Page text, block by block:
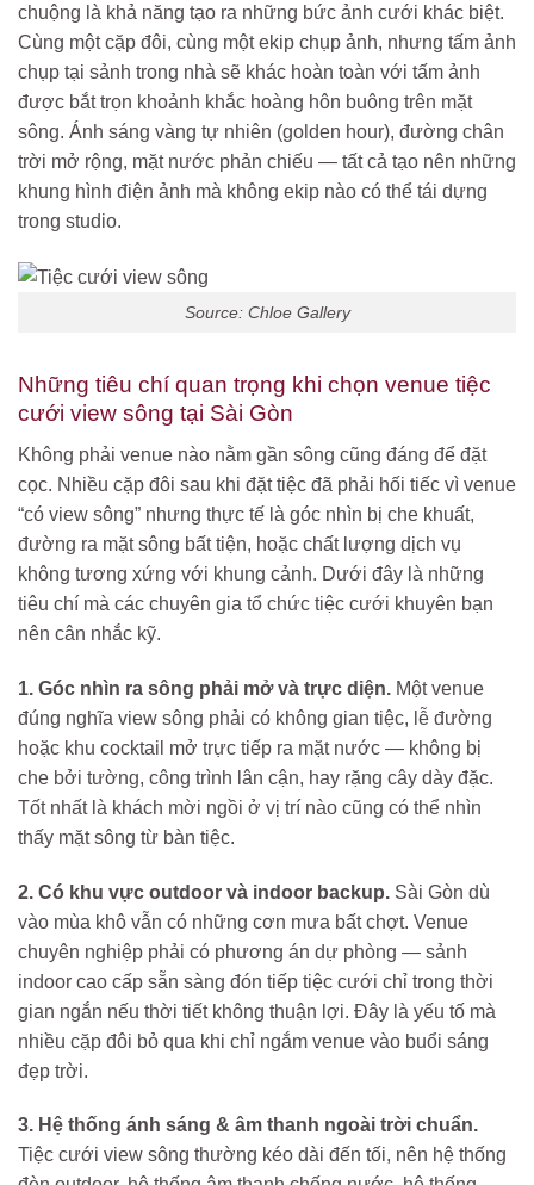
chuộng là khả năng tạo ra những bức ảnh cưới khác biệt.
Cùng một cặp đôi, cùng một ekip chụp ảnh, nhưng tấm ảnh
chụp tại sảnh trong nhà sẽ khác hoàn toàn với tấm ảnh
được bắt trọn khoảnh khắc hoàng hôn buông trên mặt
sông. Ánh sáng vàng tự nhiên (golden hour), đường chân
trời mở rộng, mặt nước phản chiếu — tất cả tạo nên những
khung hình điện ảnh mà không ekip nào có thể tái dựng
trong studio.
Source: Chloe Gallery
Những tiêu chí quan trọng khi chọn venue tiệc
cưới view sông tại Sài Gòn
Không phải venue nào nằm gần sông cũng đáng để đặt
cọc. Nhiều cặp đôi sau khi đặt tiệc đã phải hối tiếc vì venue
“có view sông” nhưng thực tế là góc nhìn bị che khuất,
đường ra mặt sông bất tiện, hoặc chất lượng dịch vụ
không tương xứng với khung cảnh. Dưới đây là những
tiêu chí mà các chuyên gia tổ chức tiệc cưới khuyên bạn
nên cân nhắc kỹ.
1. Góc nhìn ra sông phải mở và trực diện. Một venue
đúng nghĩa view sông phải có không gian tiệc, lễ đường
hoặc khu cocktail mở trực tiếp ra mặt nước — không bị
che bởi tường, công trình lân cận, hay rặng cây dày đặc.
Tốt nhất là khách mời ngồi ở vị trí nào cũng có thể nhìn
thấy mặt sông từ bàn tiệc.
2. Có khu vực outdoor và indoor backup. Sài Gòn dù
vào mùa khô vẫn có những cơn mưa bất chợt. Venue
chuyên nghiệp phải có phương án dự phòng — sảnh
indoor cao cấp sẵn sàng đón tiếp tiệc cưới chỉ trong thời
gian ngắn nếu thời tiết không thuận lợi. Đây là yếu tố mà
nhiều cặp đôi bỏ qua khi chỉ ngắm venue vào buổi sáng
đẹp trời.
3. Hệ thống ánh sáng & âm thanh ngoài trời chuẩn.
Tiệc cưới view sông thường kéo dài đến tối, nên hệ thống